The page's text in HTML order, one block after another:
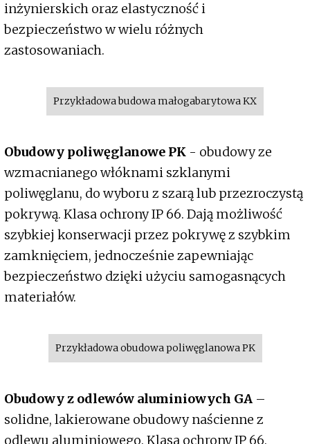
inżynierskich oraz elastyczność i
bezpieczeństwo w wielu różnych
zastosowaniach.
Przykładowa budowa małogabarytowa KX
Obudowy poliwęglanowe PK - obudowy ze
wzmacnianego włóknami szklanymi
poliwęglanu, do wyboru z szarą lub przezroczystą
pokrywą. Klasa ochrony IP 66. Dają możliwość
szybkiej konserwacji przez pokrywę z szybkim
zamknięciem, jednocześnie zapewniając
bezpieczeństwo dzięki użyciu samogasnących
materiałów.
Przykładowa obudowa poliwęglanowa PK
Obudowy z odlewów aluminiowych GA –
solidne, lakierowane obudowy naścienne z
odlewu aluminiowego. Klasa ochrony IP 66.